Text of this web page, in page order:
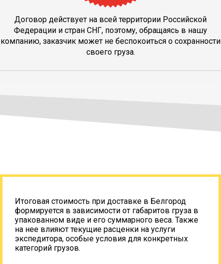
Договор действует на всей территории Российской
Федерации и стран СНГ, поэтому, обращаясь в нашу
компанию, заказчик может не беспокоиться о сохранности
своего груза.
Итоговая стоимость при доставке в Белгород
формируется в зависимости от габаритов груза в
упакованном виде и его суммарного веса. Также
на нее влияют текущие расценки на услуги
экспедитора, особые условия для конкретных
категорий грузов.